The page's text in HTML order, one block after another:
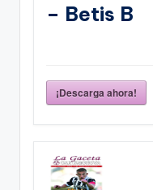
– Betis B
¡Descarga ahora!